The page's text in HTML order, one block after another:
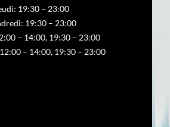
19:30 – 23:00
19:30 – 23:00
– 14:00, 19:30 – 23:00
– 14:00, 19:30 – 23:00